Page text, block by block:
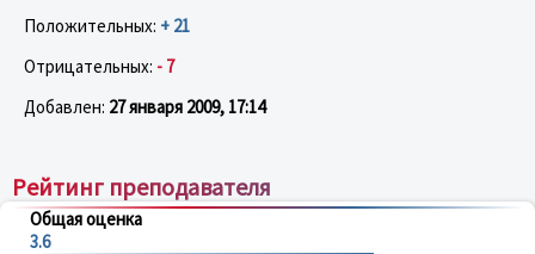
Положительных: + 21
Отрицательных: - 7
Добавлен: 27 января 2009, 17:14
Рейтинг преподавателя
Общая оценка
3.6